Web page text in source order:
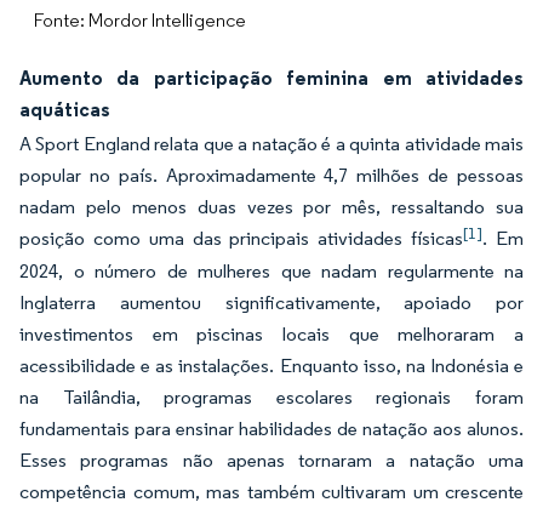
Fonte: Mordor Intelligence
Aumento da participação feminina em atividades
aquáticas
A Sport England relata que a natação é a quinta atividade mais
popular no país. Aproximadamente 4,7 milhões de pessoas
nadam pelo menos duas vezes por mês, ressaltando sua
posição como uma das principais atividades físicas[1]. Em
2024, o número de mulheres que nadam regularmente na
Inglaterra aumentou significativamente, apoiado por
investimentos em piscinas locais que melhoraram a
acessibilidade e as instalações. Enquanto isso, na Indonésia e
na Tailândia, programas escolares regionais foram
fundamentais para ensinar habilidades de natação aos alunos.
Esses programas não apenas tornaram a natação uma
competência comum, mas também cultivaram um crescente